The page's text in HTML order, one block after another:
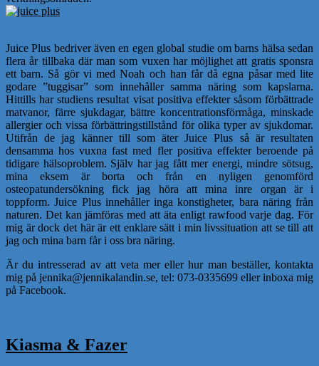
Juice Plus bedriver även en egen global studie om barns hälsa sedan
flera år tillbaka där man som vuxen har möjlighet att gratis sponsra
ett barn. Så gör vi med Noah och han får då egna påsar med lite
godare ”tuggisar” som innehåller samma näring som kapslarna.
Hittills har studiens resultat visat positiva effekter såsom förbättrade
matvanor, färre sjukdagar, bättre koncentrationsförmåga, minskade
allergier och vissa förbättringstillstånd för olika typer av sjukdomar.
Utifrån de jag känner till som äter Juice Plus så är resultaten
densamma hos vuxna fast med fler positiva effekter beroende på
tidigare hälsoproblem. Själv har jag fått mer energi, mindre sötsug,
mina eksem är borta och från en nyligen genomförd
osteopatundersökning fick jag höra att mina inre organ är i
toppform. Juice Plus innehåller inga konstigheter, bara näring från
naturen. Det kan jämföras med att äta enligt rawfood varje dag. För
mig är dock det här är ett enklare sätt i min livssituation att se till att
jag och mina barn får i oss bra näring.
Är du intresserad av att veta mer eller hur man beställer, kontakta
mig på jennika@jennikalandin.se, tel: 073-0335699 eller inboxa mig
på Facebook.
Kiasma & Fazer